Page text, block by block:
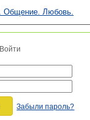
Войти
Забыли пароль?